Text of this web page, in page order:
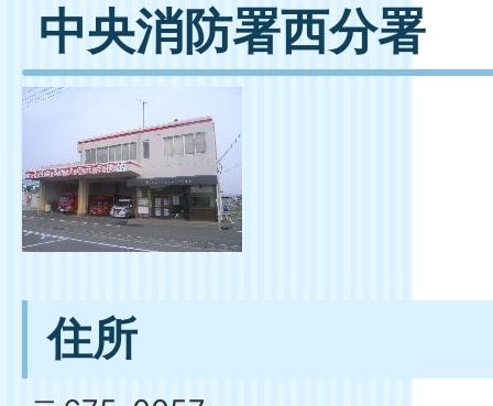
中央消防署西分署
住所